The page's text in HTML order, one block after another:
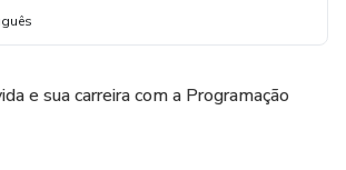
e sua carreira com a Programação